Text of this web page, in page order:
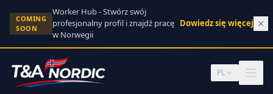
Skip to content
COMING
SOON
Worker Hub - Stwórz swój
profesjonalny profil i znajdź pracę
w Norwegii
Dowiedz się więcej →
PL